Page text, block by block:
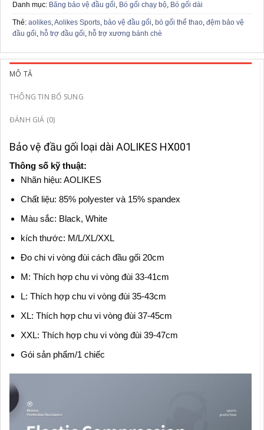
Danh mục: Băng bảo vệ đầu gối, Bó gối chạy bộ, Bó gối dài
Thẻ: aolikes,Aolikes Sports, bảo vệ đầu gối, bó gối thể thao, đệm bảo vệ
đầu gối, hỗ trợ đầu gối, hỗ trợ xương bánh chè
MÔ TẢ
THÔNG TIN BỔ SUNG
ĐÁNH GIÁ (0)
Bảo vệ đầu gối loại dài AOLIKES HX001
Thông số kỹ thuật:
Nhãn hiệu: AOLIKES
Chất liệu: 85% polyester và 15% spandex
Màu sắc: Black, White
kích thước: M/L/XL/XXL
Đo chi vi vòng đùi cách đầu gối 20cm
M: Thích hợp chu vi vòng đùi 33-41cm
L: Thích hợp chu vi vòng đùi 35-43cm
XL: Thích hợp chu vi vòng đùi 37-45cm
XXL: Thích hợp chu vi vòng đùi 39-47cm
Gói sản phẩm/1 chiếc